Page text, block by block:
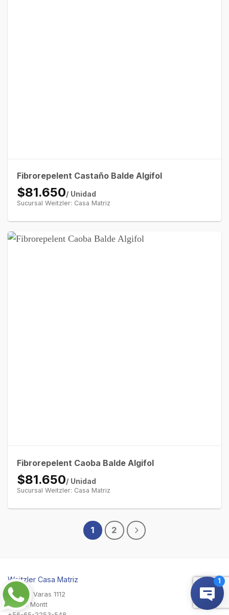
Fibrorepelent Castaño Balde Algifol
$81.650/ Unidad
Sucursal Weitzler: Casa Matriz
Fibrorepelent Caoba Balde Algifol
$81.650/ Unidad
Sucursal Weitzler: Casa Matriz
1 2
Weitzler Casa Matriz
Antonio Varas 1112
Puerto Montt